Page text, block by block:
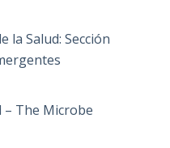
la Salud: Sección
– The Microbe